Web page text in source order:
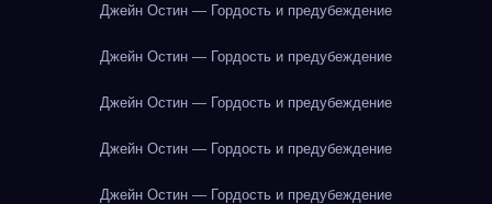
Джейн Остин — Гордость и предубеждение
Джейн Остин — Гордость и предубеждение
Джейн Остин — Гордость и предубеждение
Джейн Остин — Гордость и предубеждение
Джейн Остин — Гордость и предубеждение